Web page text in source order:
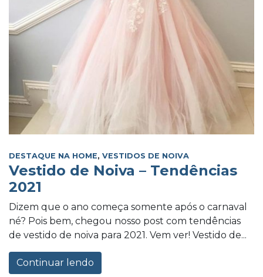
DESTAQUE NA HOME, VESTIDOS DE NOIVA
Vestido de Noiva – Tendências
2021
Dizem que o ano começa somente após o carnaval
né? Pois bem, chegou nosso post com tendências
de vestido de noiva para 2021. Vem ver! Vestido de...
Continuar lendo